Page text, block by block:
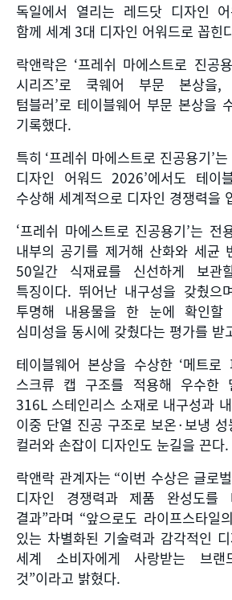
독일에서 열리는 레드닷 디자인 어
함께 세계 3대 디자인 어워드로 꼽힌
락앤락은 ‘프레쉬 마에스트로 진공
시리즈’로 쿡웨어 부문 본상을,
텀블러’로 테이블웨어 부문 본상을
기록했다.
특히 ‘프레쉬 마에스트로 진공용기’는
디자인 어워드 2026’에서도 테이
수상해 세계적으로 디자인 경쟁력을
‘프레쉬 마에스트로 진공용기’는 전
내부의 공기를 제거해 산화와 세균
50일간 식재료를 신선하게 보
특징이다. 뛰어난 내구성을 갖췄으
투명해 내용물을 한 눈에 확인
심미성을 동시에 갖췄다는 평가를 받
테이블웨어 본상을 수상한‘메트로
스크류 캡 구조를 적용해 우수한
316L 스테인리스 소재로 내구성과
이중 단열 진공 구조로 보온· 보냉
컬러와 손잡이 디자인도 눈길을 끈다.
락앤락 관계자는 “이번 수상은 글로
디자인 경쟁력과 제품 완성도를
결과”라며 “앞으로도 라이프스타일
있는 차별화된 기술력과 감각적인
세계 소비자에게 사랑받는 브
것”이라고 밝혔다.